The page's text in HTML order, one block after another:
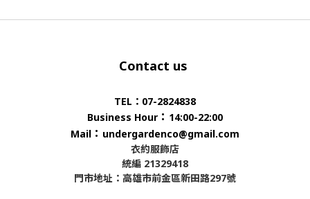
Contact us
TEL：07-2824838
Business Hour ： 14:00-22:00
Mail ： undergardenco@gmail.com
衣約服飾店
統編 21329418
門市地址：高雄市前金區新田路297號